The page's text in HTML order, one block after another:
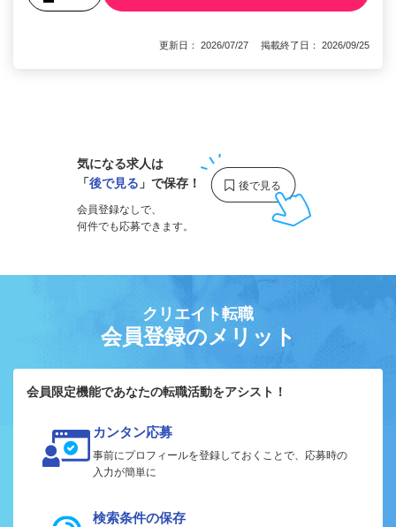
更新日： 2026/07/27 掲載終了日： 2026/09/25
気になる求人は
「後で見る 」で保存！
会員登録なしで、
何件でも応募できます。
クリエイト転職
会員登録のメリット
会員限定機能であなたの転職活動をアシスト！
カンタン応募
事前にプロフィールを登録しておくことで、応募時の
入力が簡単に
検索条件の保存